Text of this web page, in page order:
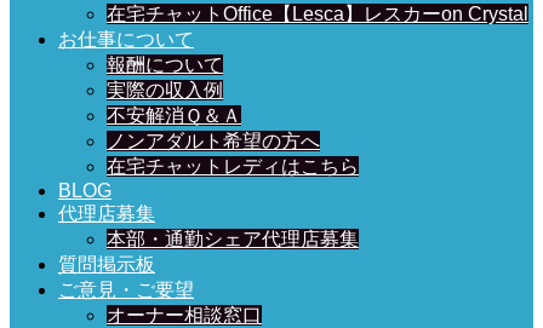
在宅チャットOffice【Lesca】レスカーon Crystal
お仕事について
報酬について
実際の収入例
不安解消Ｑ＆Ａ
ノンアダルト希望の方へ
在宅チャットレディはこちら
BLOG
代理店募集
本部・通勤シェア代理店募集
質問掲示板
ご意見・ご要望
オーナー相談窓口